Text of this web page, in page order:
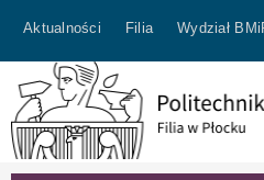
Aktualności Filia Wydział